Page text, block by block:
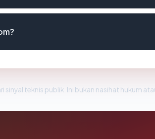
teknis publik. Ini bukan nasihat hukum